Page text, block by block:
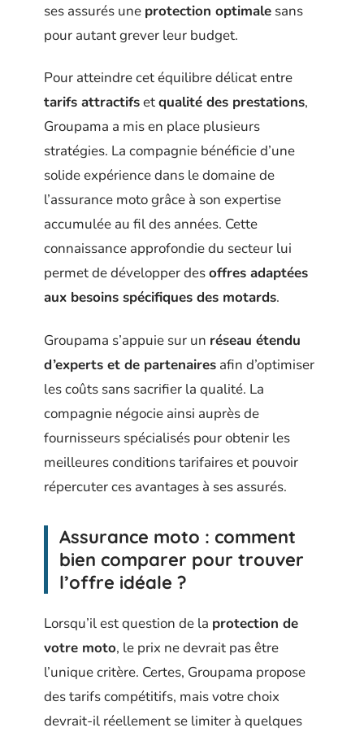
ses assurés une protection optimale sans
pour autant grever leur budget.
Pour atteindre cet équilibre délicat entre
tarifs attractifsetqualité des prestations,
Groupama a mis en place plusieurs
stratégies. La compagnie bénéficie d’une
solide expérience dans le domaine de
l’assurance moto grâce à son expertise
accumulée au fil des années. Cette
connaissance approfondie du secteur lui
permet de développer desoffres adaptées
aux besoins spécifiques des motards.
Groupama s’appuie sur un réseau étendu
d’experts et de partenaires afin d’optimiser
les coûts sans sacrifier la qualité. La
compagnie négocie ainsi auprès de
fournisseurs spécialisés pour obtenir les
meilleures conditions tarifaires et pouvoir
répercuter ces avantages à ses assurés.
Assurance moto : comment
bien comparer pour trouver
l’offre idéale ?
Lorsqu’il est question de la protection de
votre moto, le prix ne devrait pas être
l’unique critère. Certes, Groupama propose
des tarifs compétitifs, mais votre choix
devrait-il réellement se limiter à quelques